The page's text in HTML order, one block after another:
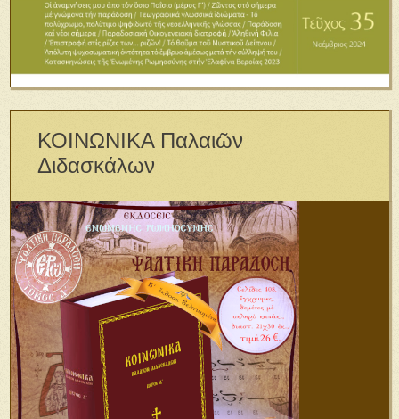
ΚΟΙΝΩΝΙΚΑ Παλαιῶν
Διδασκάλων